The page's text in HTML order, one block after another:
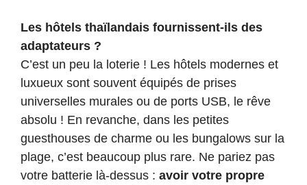
Les hôtels thaïlandais fournissent-ils des
adaptateurs ?
C’est un peu la loterie ! Les hôtels modernes et
luxueux sont souvent équipés de prises
universelles murales ou de ports USB, le rêve
absolu ! En revanche, dans les petites
guesthouses de charme ou les bungalows sur la
plage, c’est beaucoup plus rare. Ne pariez pas
votre batterie là-dessus : avoir votre propre